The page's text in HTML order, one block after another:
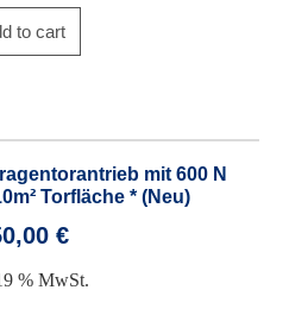
to cart
mit 600 N
Torfläche * (Neu)
€
% MwSt.